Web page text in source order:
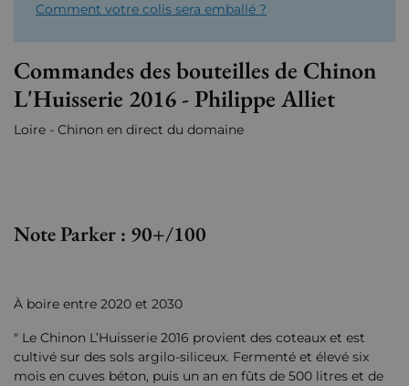
Comment votre colis sera emballé ?
Commandes des bouteilles de Chinon
L'Huisserie 2016 - Philippe Alliet
Loire - Chinon en direct du domaine
Note Parker : 90+/100
À boire entre 2020 et 2030
" Le Chinon L’Huisserie 2016 provient des coteaux et est
cultivé sur des sols argilo-siliceux. Fermenté et élevé six
mois en cuves béton, puis un an en fûts de 500 litres et de